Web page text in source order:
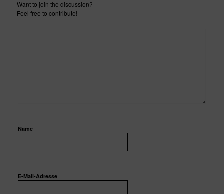
Want to join the discussion?
Feel free to contribute!
Name
E-Mail-Adresse